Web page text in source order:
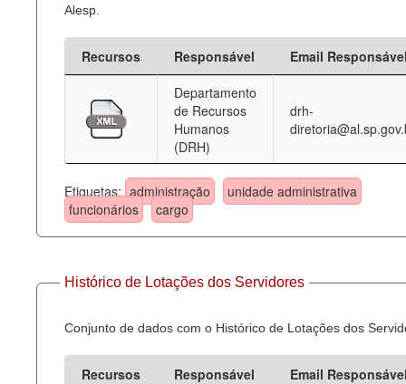
Catálogo de dados
Processo Legislativo
Administração
Legislação
Agenda
Perguntas frequentes
Contato
Alesp.
Recursos Responsável
Email
Departamento
de Recursos
Humanos
(DRH)
drh-
Etiquetas: administração
unidade administrativa
funcionários
cargo
Histórico de Lotações dos Servidores
Conjunto de dados com o Histórico de Lotações dos
Recursos Responsável
Email